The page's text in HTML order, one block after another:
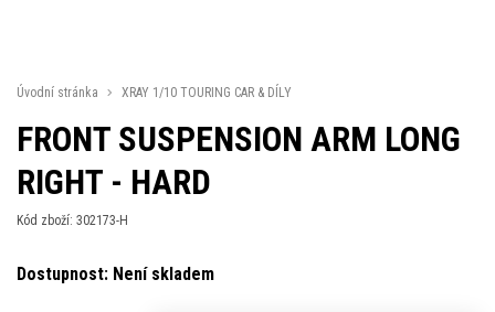
Úvodní stránka XRAY 1/10 TOURING CAR & DÍLY
FRONT SUSPENSION ARM LONG
RIGHT - HARD
Kód zboží: 302173-H
Dostupnost: Není skladem